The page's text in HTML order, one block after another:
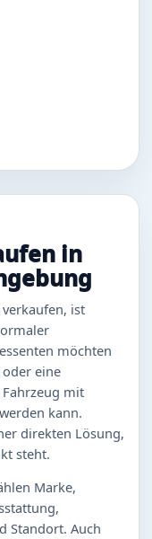
in
ist
möchten
eine
mit
kann.
direkten Lösung,
steht.
Marke,
Standort. Auch